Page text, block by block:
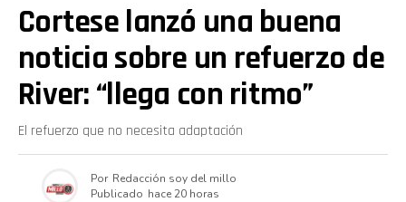
Cortese lanzó una buena
noticia sobre un refuerzo de
River: “llega con ritmo”
El refuerzo que no necesita adaptación
Por Redacción soy del millo
Publicado hace 20 horas